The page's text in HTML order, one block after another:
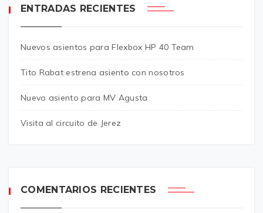
ENTRADAS RECIENTES
Nuevos asientos para Flexbox HP 40 Team
Tito Rabat estrena asiento con nosotros
Nuevo asiento para MV Agusta
Visita al circuito de Jerez
COMENTARIOS RECIENTES